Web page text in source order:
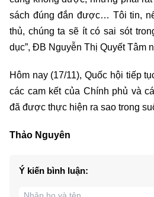
sách đúng đắn được… Tôi tin,
thủ, chúng ta sẽ ít có sai sót
dục”, ĐB Nguyễn Thị Quyết Tâm
Hôm nay (17/11), Quốc hội tiếp
các cam kết của Chính phủ và
đã được thực hiện ra sao trong
Thảo Nguyên
Ý kiến bình luận: